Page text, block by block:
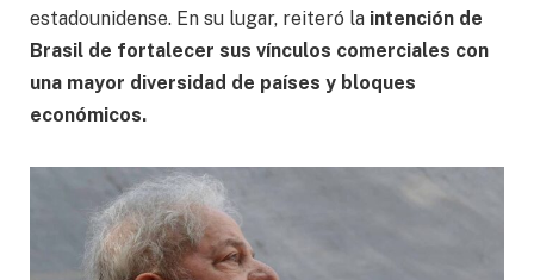
estadounidense. En su lugar, reiteró la intención de
Brasil de fortalecer sus vínculos comerciales con
una mayor diversidad de países y bloques
económicos.